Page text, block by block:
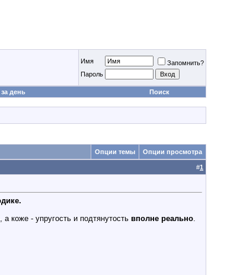
Имя
Запомнить?
Пароль
день Поиск
Опции темы
Опции просмотра
#1
коже - упругость и подтянутость вполне реально.